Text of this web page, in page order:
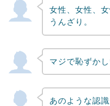
女性、女性、女
うんざり。
マジで恥ずか
あのような認